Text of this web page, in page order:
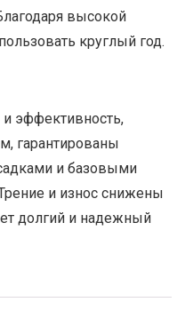
высокой
круглый год.
и эффективность,
гарантированы
и базовыми
и износ снижены
долгий и надежный